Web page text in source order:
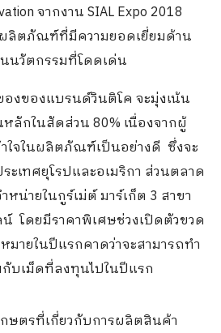
จากงาน SIAL Expo 2018
ลิตภัณฑ์ที่มีความยอดเยี่ยมด้าน
วัตกรรมที่โดดเด่น
งของแบรนด์วินติโค จะมุ่งเน้น
ลักในสัดส่วน 80% เนื่องจากผู้
ใจในผลิตภัณฑ์เป็นอย่างดี ซึ่งจะ
เทศยุโรปและอเมริกา ส่วนตลาด
หน่ายในกูร์เม่ต์ มาร์เก็ต 3 สาขา
โดยมีราคาพิเศษช่วงเปิดตัวขวด
มายในปีแรกคาดว่าจะสามารถทำ
บเม็ดที่ลงทุนไปในปีแรก
ษตรที่เกี่ยวกับการผลิตสินค้า